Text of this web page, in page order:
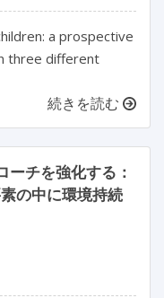
a prospective
three different
続きを読む
チを強化する：
の中に環境持続